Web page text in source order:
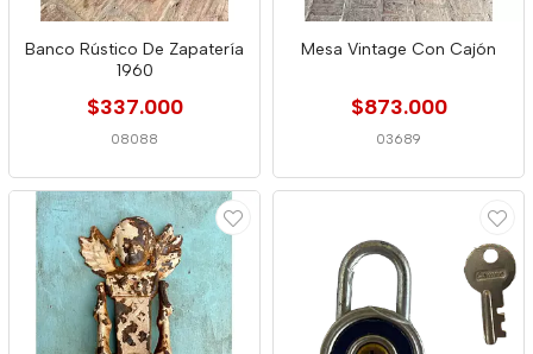
Banco Rústico De Zapatería
1960
$337.000
08088
Mesa Vintage Con Cajón
$873.000
03689